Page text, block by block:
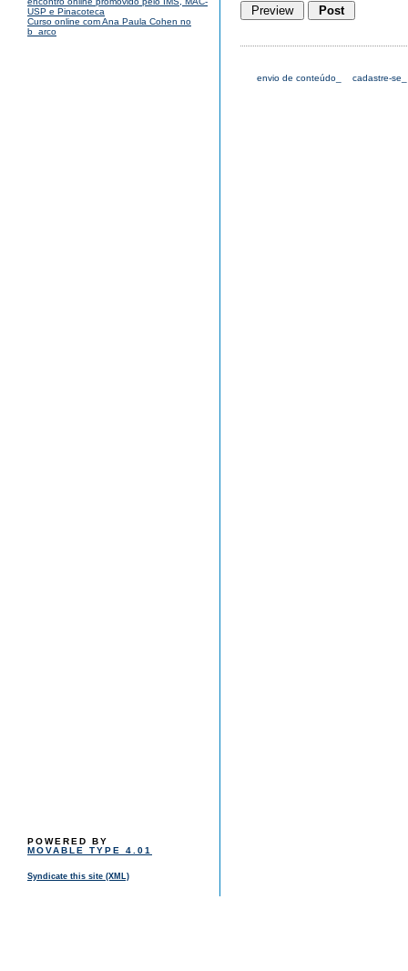
USP e Pinacoteca
Curso online com Ana Paula Cohen no
b_arco
POWERED BY
MOVABLE TYPE 4.01
Syndicate this site (XML)
envio de conteúdo_ cadastre-se_